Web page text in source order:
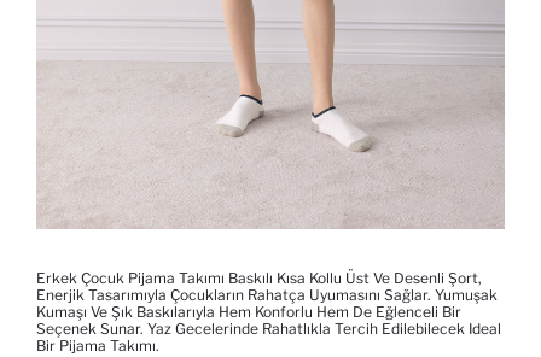
Erkek Çocuk Pijama Takımı Baskılı Kısa Kollu Üst Ve Desenli Şort,
Enerjik Tasarımıyla Çocukların Rahatça Uyumasını Sağlar. Yumuşak
Kumaşı Ve Şık Baskılarıyla Hem Konforlu Hem De Eğlenceli Bir
Seçenek Sunar. Yaz Gecelerinde Rahatlıkla Tercih Edilebilecek Ideal
Bir Pijama Takımı.